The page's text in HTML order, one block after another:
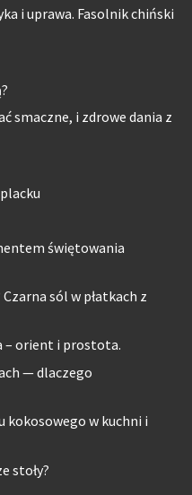
i uprawa. Fasolnik chiński
smaczne, i zdrowe dania z
świętowania
sól w płatkach z
– orient i prostota.
— dlaczego
kokosowego w kuchni i
stoły?